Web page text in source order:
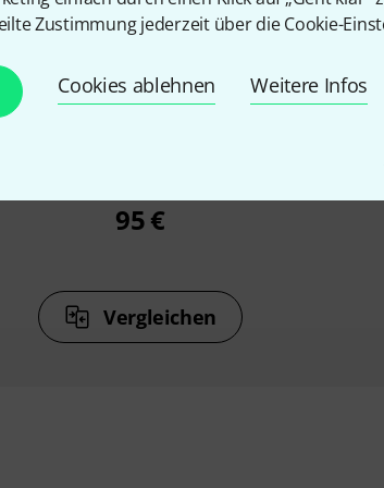
Zustimmung jederzeit über die Cookie-
Cookies ablehnen Weitere Infos
5%
95 €
Vergleichen